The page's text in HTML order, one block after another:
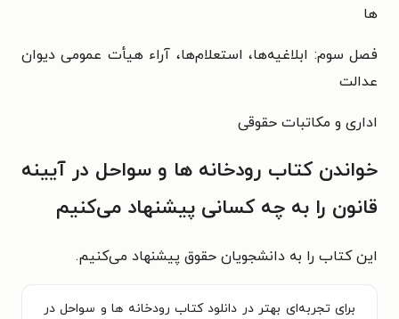
ها
فصل سوم: ابلاغیه‌ها، استعلام‌ها، آراء هیأت عمومی دیوان
عدالت
اداری و مکاتبات حقوقی
خواندن کتاب رودخانه ها و سواحل در آیینه
قانون را به چه کسانی پیشنهاد می‌کنیم
این کتاب را به دانشجویان حقوق پیشنهاد می‌کنیم.
برای تجربه‌ای بهتر در دانلود کتاب رودخانه ها و سواحل در